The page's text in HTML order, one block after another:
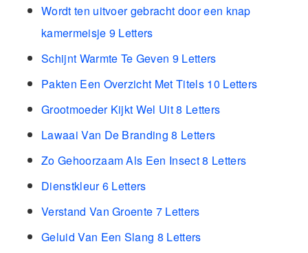
Wordt ten uitvoer gebracht door een knap
kamermeisje 9 Letters
Schijnt Warmte Te Geven 9 Letters
Pakten Een Overzicht Met Titels 10 Letters
Grootmoeder Kijkt Wel Uit 8 Letters
Lawaai Van De Branding 8 Letters
Zo Gehoorzaam Als Een Insect 8 Letters
Dienstkleur 6 Letters
Verstand Van Groente 7 Letters
Geluid Van Een Slang 8 Letters